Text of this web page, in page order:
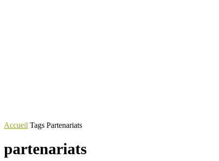
Accueil Tags Partenariats
partenariats